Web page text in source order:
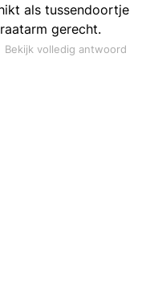
als tussendoortje
gerecht.
Bekijk volledig antwoord